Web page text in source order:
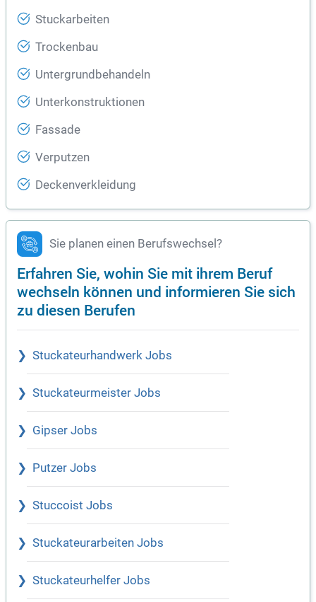
Stuckarbeiten
Trockenbau
Untergrundbehandeln
Unterkonstruktionen
Fassade
Verputzen
Deckenverkleidung
Sie planen einen Berufswechsel?
Erfahren Sie, wohin Sie mit ihrem Beruf
wechseln können und informieren Sie sich
zu diesen Berufen
Stuckateurhandwerk Jobs
Stuckateurmeister Jobs
Gipser Jobs
Putzer Jobs
Stuccoist Jobs
Stuckateurarbeiten Jobs
Stuckateurhelfer Jobs